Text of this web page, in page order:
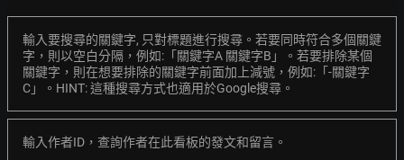
輸入要搜尋的關鍵字, 只對標題進行搜尋。若要同時符合多個關鍵
字，則以空白分隔，例如:「關鍵字A 關鍵字B」。若要排除某個
關鍵字，則在想要排除的關鍵字前面加上減號，例如:「-關鍵字
C」。HINT: 這種搜尋方式也適用於Google搜尋。
輸入作者ID，查詢作者在此看板的發文和留言。